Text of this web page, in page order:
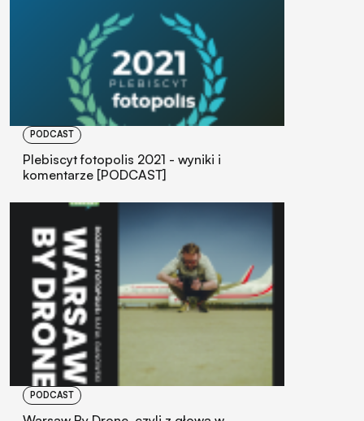
PODCAST
Plebiscyt fotopolis 2021 - wyniki i
komentarze [PODCAST]
PODCAST